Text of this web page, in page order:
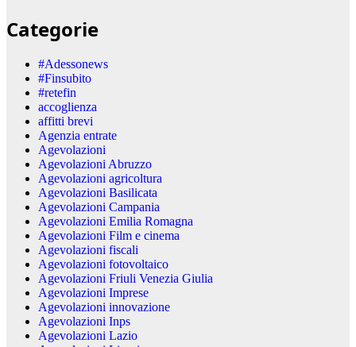
Categorie
#Adessonews
#Finsubito
#retefin
accoglienza
affitti brevi
Agenzia entrate
Agevolazioni
Agevolazioni Abruzzo
Agevolazioni agricoltura
Agevolazioni Basilicata
Agevolazioni Campania
Agevolazioni Emilia Romagna
Agevolazioni Film e cinema
Agevolazioni fiscali
Agevolazioni fotovoltaico
Agevolazioni Friuli Venezia Giulia
Agevolazioni Imprese
Agevolazioni innovazione
Agevolazioni Inps
Agevolazioni Lazio